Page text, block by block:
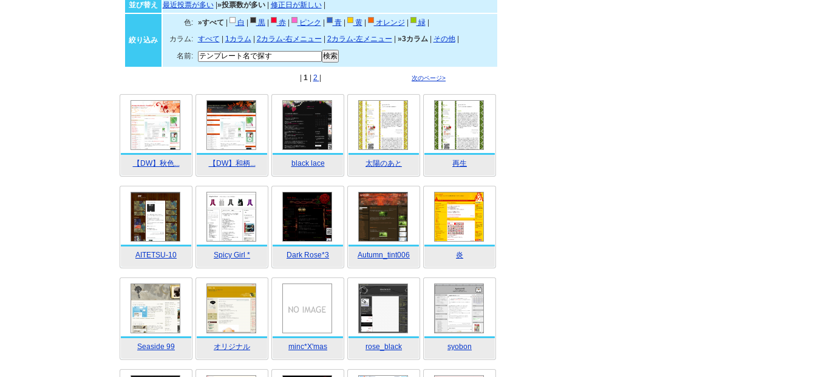
並び替え
最近投票が多い| »投票数が多い| 修正日が新しい|
絞り込み
色: »すべて 白 黒| 赤| ピンク 青| 黄| オレンジ 緑|
カラム:
すべて 1カラム 2カラム-右メニュー 2カラム-左メニュー »3カラム| その他|
名前:
1 2 次のページ>
【DW】秋色... 【DW】和柄... black lace 太陽のあと 再生
AITETSU-10 Spicy Girl * Dark Rose*3 Autumn_tint006 炎
Seaside 99 オリジナル minc*X'mas rose_black syobon